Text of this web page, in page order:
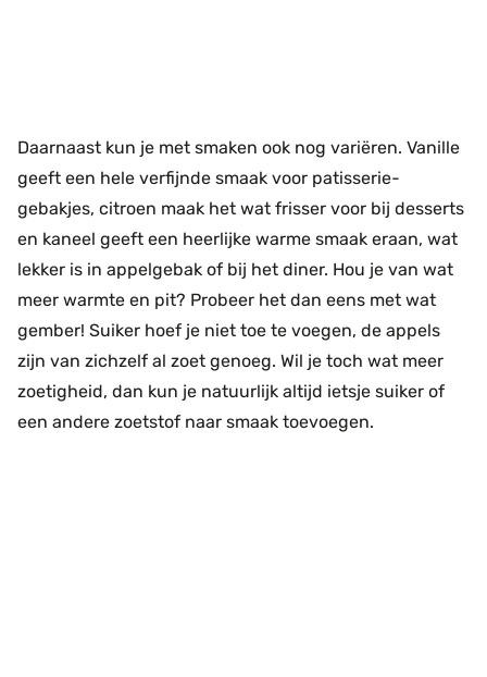
Daarnaast kun je met smaken ook nog variëren. Vanille
geeft een hele verfijnde smaak voor patisserie-
gebakjes, citroen maak het wat frisser voor bij desserts
en kaneel geeft een heerlijke warme smaak eraan, wat
lekker is in appelgebak of bij het diner. Hou je van wat
meer warmte en pit? Probeer het dan eens met wat
gember! Suiker hoef je niet toe te voegen, de appels
zijn van zichzelf al zoet genoeg. Wil je toch wat meer
zoetigheid, dan kun je natuurlijk altijd ietsje suiker of
een andere zoetstof naar smaak toevoegen.